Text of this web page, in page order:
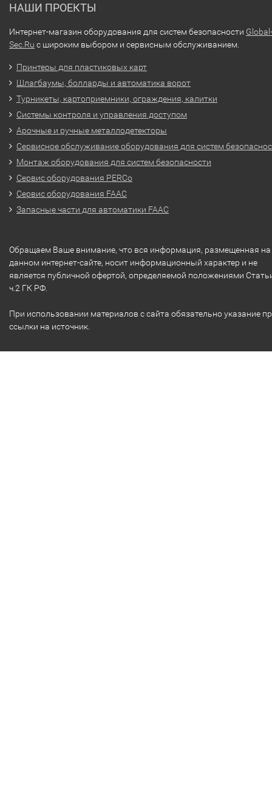
НАШИ ПРОЕКТЫ
Интернет-магазин оборудования для систем безопасности Global-
Sec.Ru с широким выбором и сервисным обслуживанием.
Принтеры для пластиковых карт
Шлагбаумы, болларды и автоматика ворот
Турникеты, картоприемники, ограждения, калитки
Системы контроля и управления доступом
Арочные и ручные металлодетекторы
Сервисное обслуживание оборудования для систем
Монтаж оборудования для систем безопасности
Сервис оборудования PERCo
Сервис оборудования FAAC
Запасные части для автоматики FAAC
Обращаем Ваше внимание, что вся информация, размещенная на
данном интернет-сайте, носит информационный характер и не
является публичной офертой, определяемой положениями
ч.2 ГК РФ.
При использовании материалов с сайта обязательно указание
ссылки на источник.